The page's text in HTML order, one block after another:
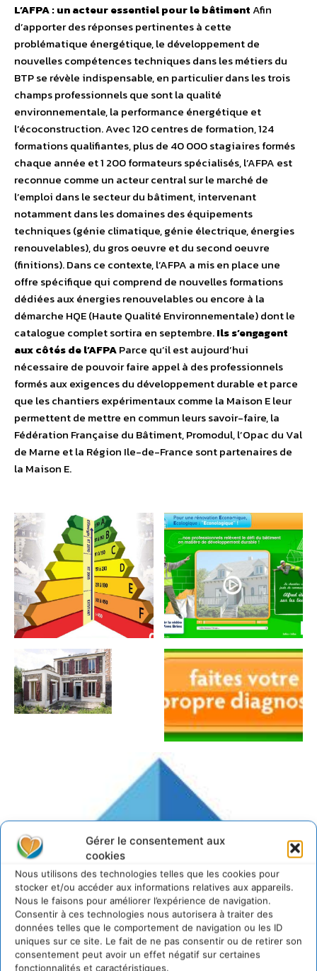
Gérer le consentement aux
cookies
Nous utilisons des technologies telles que les cookies pour
stocker et/ou accéder aux informations relatives aux appareils.
Nous le faisons pour améliorer l’expérience de navigation.
Consentir à ces technologies nous autorisera à traiter des
données telles que le comportement de navigation ou les ID
uniques sur ce site. Le fait de ne pas consentir ou de retirer son
consentement peut avoir un effet négatif sur certaines
fonctionnalités et caractéristiques.
L’AFPA : un acteur essentiel pour le bâtimentAfin
d’apporter des réponses pertinentes à cette
problématique énergétique, le développement de
nouvelles compétences techniques dans les métiers du
BTP se révèle indispensable, en particulier dans les trois
champs professionnels que sont la qualité
environnementale, la performance énergétique et
l’écoconstruction. Avec 120 centres de formation, 124
formations qualifiantes, plus de 40 000 stagiaires formés
chaque année et 1 200 formateurs spécialisés, l’AFPA est
reconnue comme un acteur central sur le marché de
l’emploi dans le secteur du bâtiment, intervenant
notamment dans les domaines des équipements
techniques (génie climatique, génie électrique, énergies
renouvelables), du gros oeuvre et du second oeuvre
(finitions). Dans ce contexte, l’AFPA a mis en place une
offre spécifique qui comprend de nouvelles formations
dédiées aux énergies renouvelables ou encore à la
démarche HQE (Haute Qualité Environnementale) dont le
catalogue complet sortira en septembre.Ils s’engagent
aux côtés de l’AFPAParce qu’il est aujourd’hui
nécessaire de pouvoir faire appel à des professionnels
formés aux exigences du développement durable et parce
que les chantiers expérimentaux comme la Maison E leur
permettent de mettre en commun leurs savoir-faire, la
Fédération Française du Bâtiment, Promodul, l’Opac du Val
de Marne et la Région Ile-de-France sont partenaires de
la Maison E.